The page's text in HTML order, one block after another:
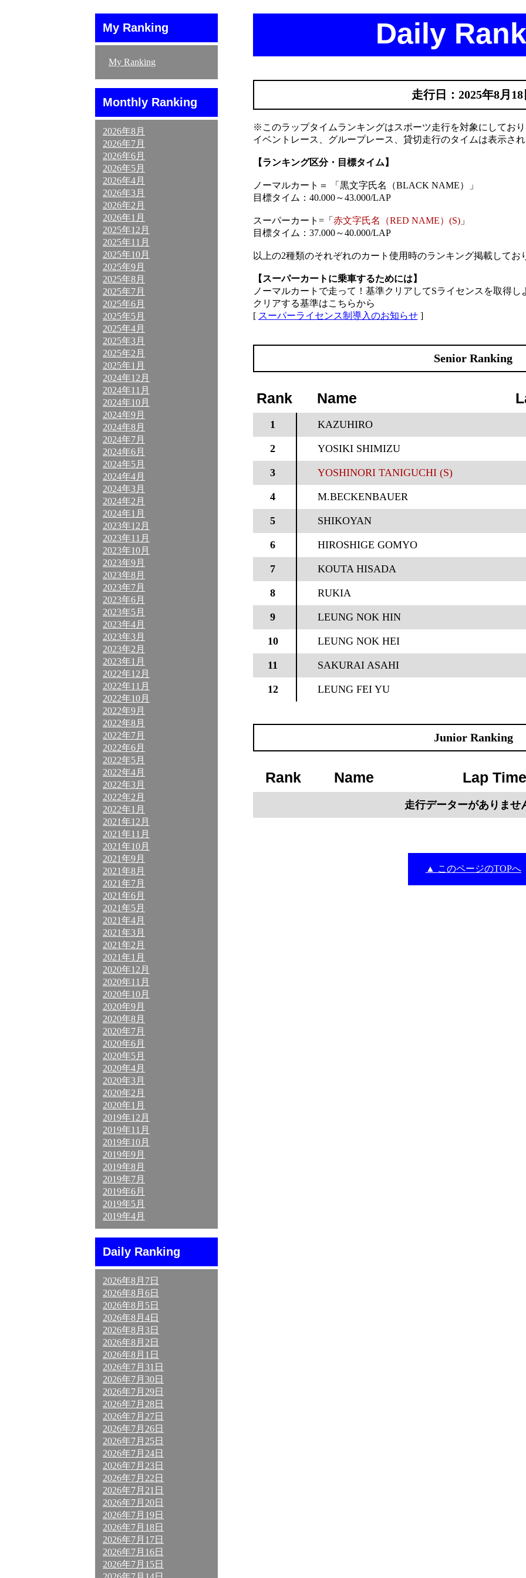
My Ranking
My Ranking
Monthly Ranking
2026年8月
2026年7月
2026年6月
2026年5月
2026年4月
2026年3月
2026年2月
2026年1月
2025年12月
2025年11月
2025年10月
2025年9月
2025年8月
2025年7月
2025年6月
2025年5月
2025年4月
2025年3月
2025年2月
2025年1月
2024年12月
2024年11月
2024年10月
2024年9月
2024年8月
2024年7月
2024年6月
2024年5月
2024年4月
2024年3月
2024年2月
2024年1月
2023年12月
2023年11月
2023年10月
2023年9月
2023年8月
2023年7月
2023年6月
2023年5月
2023年4月
2023年3月
2023年2月
2023年1月
2022年12月
2022年11月
2022年10月
2022年9月
2022年8月
2022年7月
2022年6月
2022年5月
2022年4月
2022年3月
2022年2月
2022年1月
2021年12月
2021年11月
2021年10月
2021年9月
2021年8月
2021年7月
2021年6月
2021年5月
2021年4月
2021年3月
2021年2月
2021年1月
2020年12月
2020年11月
2020年10月
2020年9月
2020年8月
2020年7月
2020年6月
2020年5月
2020年4月
2020年3月
2020年2月
2020年1月
2019年12月
2019年11月
2019年10月
2019年9月
2019年8月
2019年7月
2019年6月
2019年5月
2019年4月
Daily Ranking
2026年8月7日
2026年8月6日
2026年8月5日
2026年8月4日
2026年8月3日
2026年8月2日
2026年8月1日
2026年7月31日
2026年7月30日
2026年7月29日
2026年7月28日
2026年7月27日
2026年7月26日
2026年7月25日
2026年7月24日
2026年7月23日
2026年7月22日
2026年7月21日
2026年7月20日
2026年7月19日
2026年7月18日
2026年7月17日
2026年7月16日
2026年7月15日
Daily
走行日：2025年8月
※このラップタイムランキングはスポーツ走行を対象にしてお
イベントレース、グループレース、貸切走行のタイムは表示さ
【ランキング区分・目標タイム】
ノーマルカート＝ 「黒文字氏名（BLACK NAME）」
目標タイム：40.000～43.000/LAP
スーパーカート=「 赤文字氏名（RED NAME）(S)」
目標タイム：37.000～40.000/LAP
以上の2種類のそれぞれのカート使用時のランキング掲載してお
【スーパーカートに乗車するためには】
ノーマルカートで走って！基準クリアしてSライセンスを取得し
クリアする基準はこちらから
[ スーパーライセンス制導入のお知らせ]
Senior Ranking
Rank Name
1 KAZUHIRO
2 YOSIKI SHIMIZU
3 YOSHINORI TANIGUCHI (S)
4 M.BECKENBAUER
5 SHIKOYAN
6 HIROSHIGE GOMYO
7 KOUTA HISADA
8 RUKIA
9 LEUNG NOK HIN
10 LEUNG NOK HEI
11 SAKURAI ASAHI
12 LEUNG FEI YU
Junior Ranking
Rank Name Lap Time
走行データーがありませ
▲ このページのTOPへ